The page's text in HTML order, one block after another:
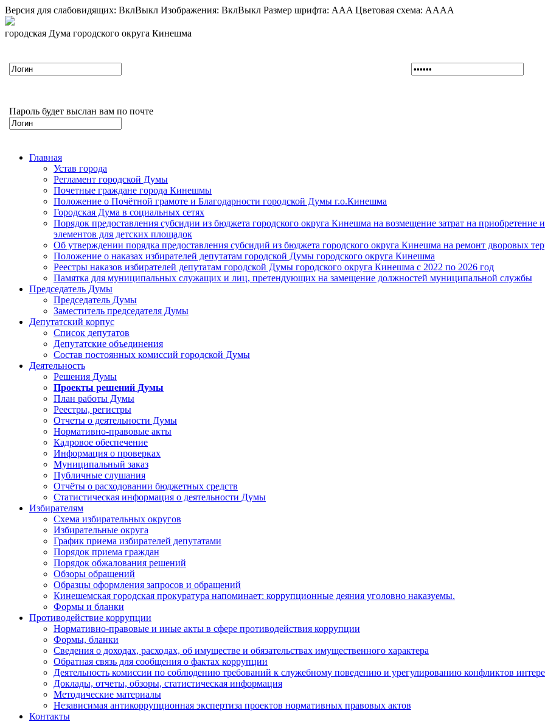
Версия для слабовидящих: ВклВыкл Изображения: ВклВыкл Размер шрифта: AAA Цветовая схема: AAAA
городская Дума городского округа Кинешма
Пароль будет выслан вам по почте
Главная
Устав города
Регламент городской Думы
Почетные граждане города Кинешмы
Положение о Почётной грамоте и Благодарности городской Думы г.о.Кинешма
Городская Дума в социальных сетях
Порядок предоставления субсидии из бюджета городского округа Кинешма на возмещение затрат на
элементов для детских площадок
Об утверждении порядка предоставления субсидий из бюджета городского округа Кинешма на ремонт дворовых
Положение о наказах избирателей депутатам городской Думы городского округа Кинешма
Реестры наказов избирателей депутатам городской Думы городского округа Кинешма с 2022 по 2026 год
Памятка для муниципальных служащих и лиц, претендующих на замещение должностей муниципальной службы
Председатель Думы
Председатель Думы
Заместитель председателя Думы
Депутатский корпус
Список депутатов
Депутатские объединения
Состав постоянных комиссий городской Думы
Деятельность
Решения Думы
Проекты решений Думы
План работы Думы
Реестры, регистры
Отчеты о деятельности Думы
Нормативно-правовые акты
Кадровое обеспечение
Информация о проверках
Муниципальный заказ
Публичные слушания
Отчёты о расходовании бюджетных средств
Статистическая информация о деятельности Думы
Избирателям
Схема избирательных округов
Избирательные округа
График приема избирателей депутатами
Порядок приема граждан
Порядок обжалования решений
Обзоры обращений
Образцы оформления запросов и обращений
Кинешемская городская прокуратура напоминает: коррупционные деяния уголовно наказуемы.
Формы и бланки
Противодействие коррупции
Нормативно-правовые и иные акты в сфере противодействия коррупции
Формы, бланки
Сведения о доходах, расходах, об имуществе и обязательствах имущественного характера
Обратная связь для сообщения о фактах коррупции
Деятельность комиссии по соблюдению требований к служебному поведению и урегулированию конфликтов
Доклады, отчеты, обзоры, статистическая информация
Методические материалы
Независимая антикоррупционная экспертиза проектов нормативных правовых актов
Контакты